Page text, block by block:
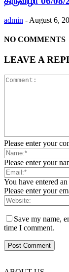
admin - August 6,
NO COMMENTS
LEAVE A
Please enter your
Please enter your
You have entered
Please enter your
Save my name,
time I comment.